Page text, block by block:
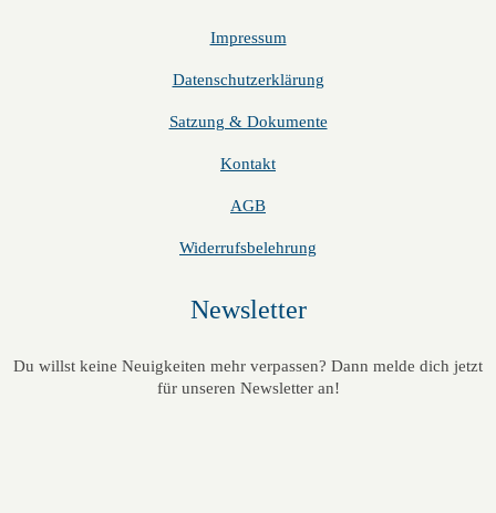
Impressum
Datenschutzerklärung
Satzung & Dokumente
Kontakt
AGB
Widerrufsbelehrung
Newsletter
Du willst keine Neuigkeiten mehr verpassen? Dann melde dich jetzt
für unseren Newsletter an!